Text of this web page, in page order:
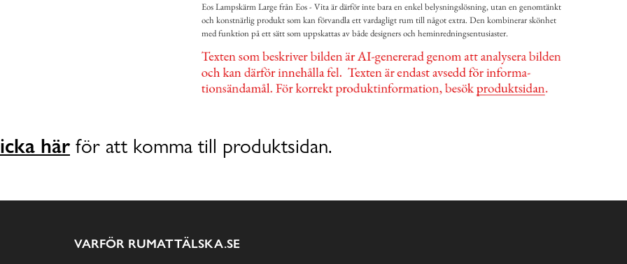
Eos Lampskärm Large från Eos - Vita är därför inte bara en enkel belysningslösning, utan en genomtänkt
och konstnärlig produkt som kan förvandla ett vardagligt rum till något extra. Den kombinerar skönhet
med funktion på ett sätt som uppskattas av både designers och heminredningsentusiaster.
här för att komma till produktsidan.
VARFÖR RUMATTÄLSKA.SE